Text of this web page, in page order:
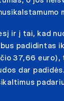
ir į tai, kad
padidintas
37,66 euro),
dar